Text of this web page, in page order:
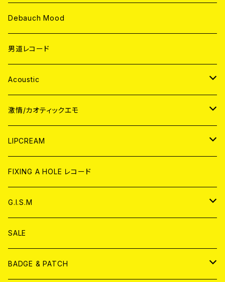
Debauch Mood
男道レコード
Acoustic
JAPAN
CD
ANALOG
WORLD
CD
ANALOG
激情/カオティックエモ
JAPAN
CD
ANALOG
WORLD
CD
ANALOG
LIPCREAM
CD
アナログ
DVD
T-shirt & WEAR
FIXING A HOLE レコード
G.I.S.M
CD
ANALOG
SALE
BADGE & PATCH